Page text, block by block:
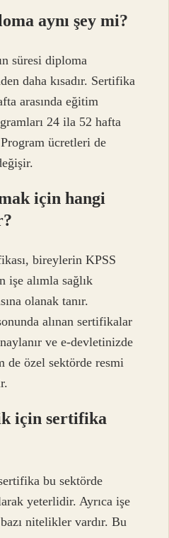
aynı şey mi?
süresi diploma
daha kısadır. Sertifika
arasında eğitim
24 ila 52 hafta
ücretleri de
için hangi
bireylerin KPSS
işe alımla sağlık
olanak tanır.
alınan sertifikalar
ve e-devletinizde
de özel sektörde resmi
için sertifika
bu sektörde
yeterlidir. Ayrıca işe
nitelikler vardır. Bu